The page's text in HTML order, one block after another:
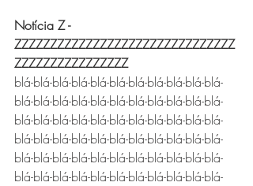
Notícia Z -
ZZZZZZZZZZZZZZZZZZZZZZZZZZZZZZZ
ZZZZZZZZZZZZZZZZ
blá-blá-blá-blá-blá-blá-blá-blá-blá-blá-blá-
blá-blá-blá-blá-blá-blá-blá-blá-blá-blá-blá-
blá-blá-blá-blá-blá-blá-blá-blá-blá-blá-blá-
blá-blá-blá-blá-blá-blá-blá-blá-blá-blá-blá-
blá-blá-blá-blá-blá-blá-blá-blá-blá-blá-blá-
blá-blá-blá-blá-blá-blá-blá-blá-blá-blá-blá-